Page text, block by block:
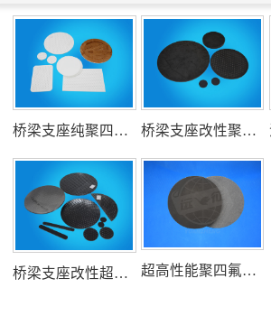
氟塑料行业兴氟沙龙...
组织客户体验深州蜜桃采摘...
桥梁支座纯聚四氟乙烯滑板 桥梁支座改性聚四氟乙烯滑板
桥梁支座改性超高分子量聚乙烯滑板 超高性能聚四氟乙烯滑板